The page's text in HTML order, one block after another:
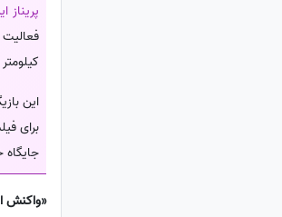
پریناز
این
برای
«واکنش